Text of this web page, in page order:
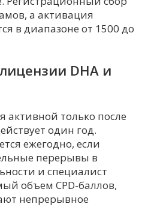
а активация
в диапазоне от 1500 до
DHA и
активной только после
один год.
ежегодно, если
перерывы в
и специалист
объем CPD-баллов,
непрерывное